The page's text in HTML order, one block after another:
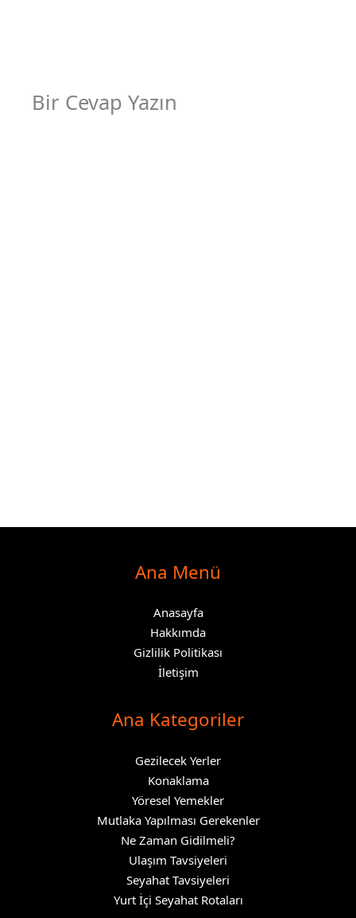
Bir Cevap Yazın
Ana Menü
Anasayfa
Hakkımda
Gizlilik Politikası
İletişim
Ana Kategoriler
Gezilecek Yerler
Konaklama
Yöresel Yemekler
Mutlaka Yapılması Gerekenler
Ne Zaman Gidilmeli?
Ulaşım Tavsiyeleri
Seyahat Tavsiyeleri
Yurt İçi Seyahat Rotaları